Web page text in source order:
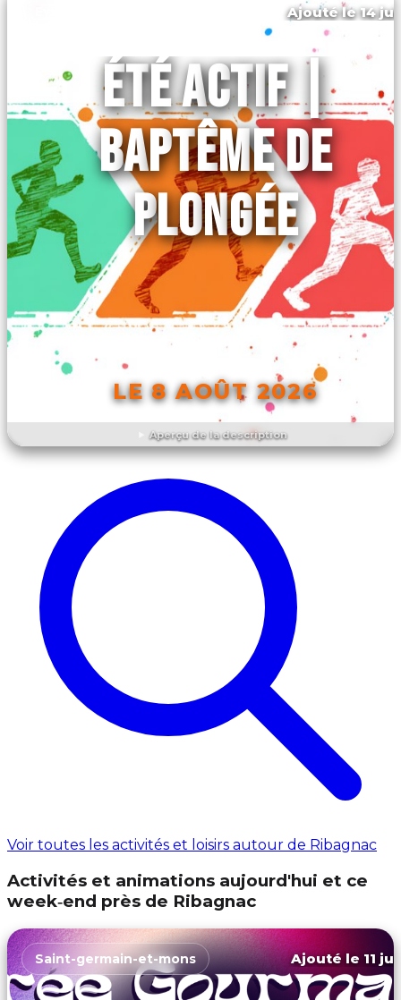
Aperçu de la description
Ajouté le 14
ÉTÉ ACTIF |
BAPTÊME DE
PLONGÉE
LE 8 AOÛT 2026
DÉCOUVRIR L'ÉVÉNEMENT
Voir toutes les activités et loisirs autour de Ribagnac
Activités et animations aujourd'hui et ce
week‑end près de Ribagnac
Saint-germain-et-mons Ajouté le 11